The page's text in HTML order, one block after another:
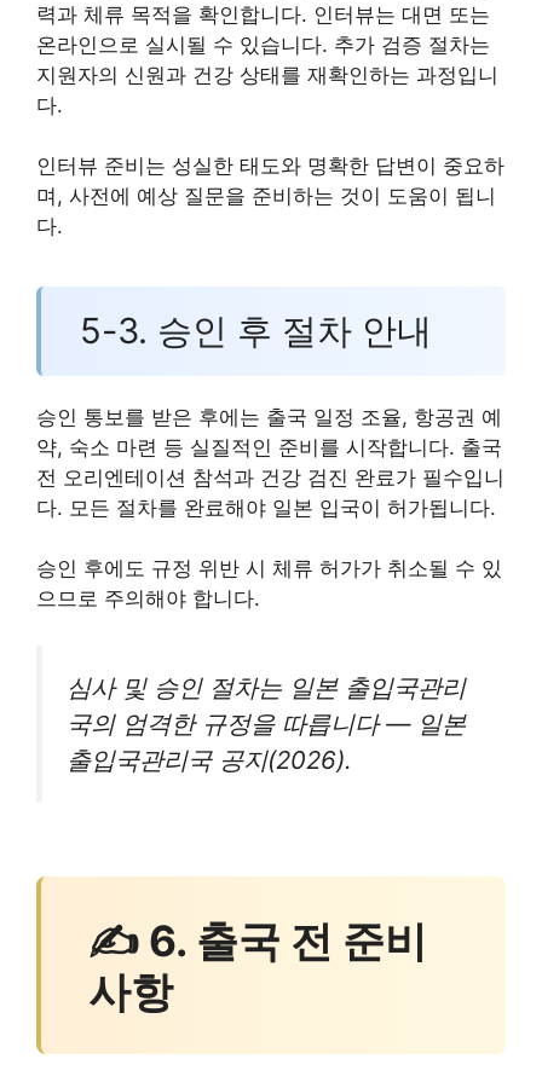
력과 체류 목적을 확인합니다. 인터뷰는 대면 또는
온라인으로 실시될 수 있습니다. 추가 검증 절차는
지원자의 신원과 건강 상태를 재확인하는 과정입니
다.
인터뷰 준비는 성실한 태도와 명확한 답변이 중요하
며, 사전에 예상 질문을 준비하는 것이 도움이 됩니
다.
5-3. 승인 후 절차 안내
승인 통보를 받은 후에는 출국 일정 조율, 항공권 예
약, 숙소 마련 등 실질적인 준비를 시작합니다. 출국
전 오리엔테이션 참석과 건강 검진 완료가 필수입니
다. 모든 절차를 완료해야 일본 입국이 허가됩니다.
승인 후에도 규정 위반 시 체류 허가가 취소될 수 있
으므로 주의해야 합니다.
심사 및 승인 절차는 일본 출입국관리
국의 엄격한 규정을 따릅니다 — 일본
출입국관리국 공지(2026).
✍ 6. 출국 전 준비
사항